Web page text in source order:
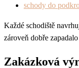
schody do
Každé schodiště
zároveň dobře
Zakázková